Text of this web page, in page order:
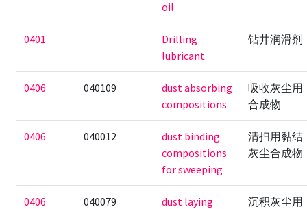
oil
0401
Drilling
lubricant
钻井润滑剂
0406 040109
dust absorbing
compositions
吸收灰尘用
合成物
0406 040012
dust binding
compositions
for sweeping
清扫用黏结
灰尘合成物
0406 040079
dust laying
沉积灰尘用